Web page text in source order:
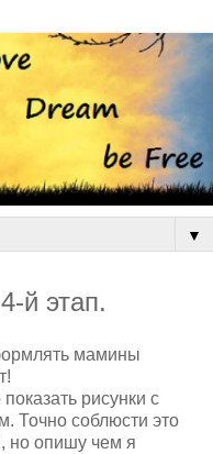
▼
й этап.
мамины
рисунки с
Точно соблюсти это
но опишу чем я